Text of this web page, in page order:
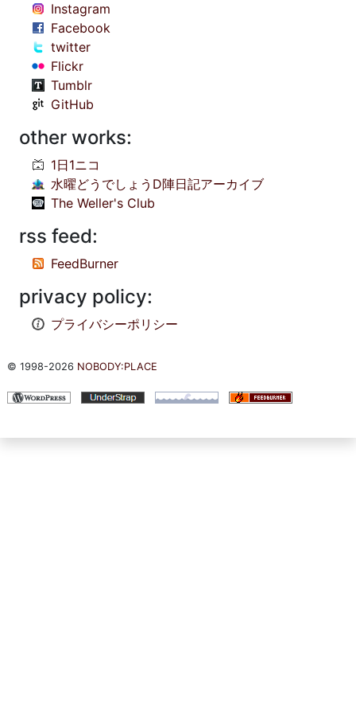
Instagram
Facebook
twitter
Flickr
Tumblr
GitHub
other works:
1日1ニコ
水曜どうでしょうD陣日記アーカイブ
The Weller's Club
rss feed:
FeedBurner
privacy policy:
プライバシーポリシー
© 1998-2026 NOBODY:PLACE